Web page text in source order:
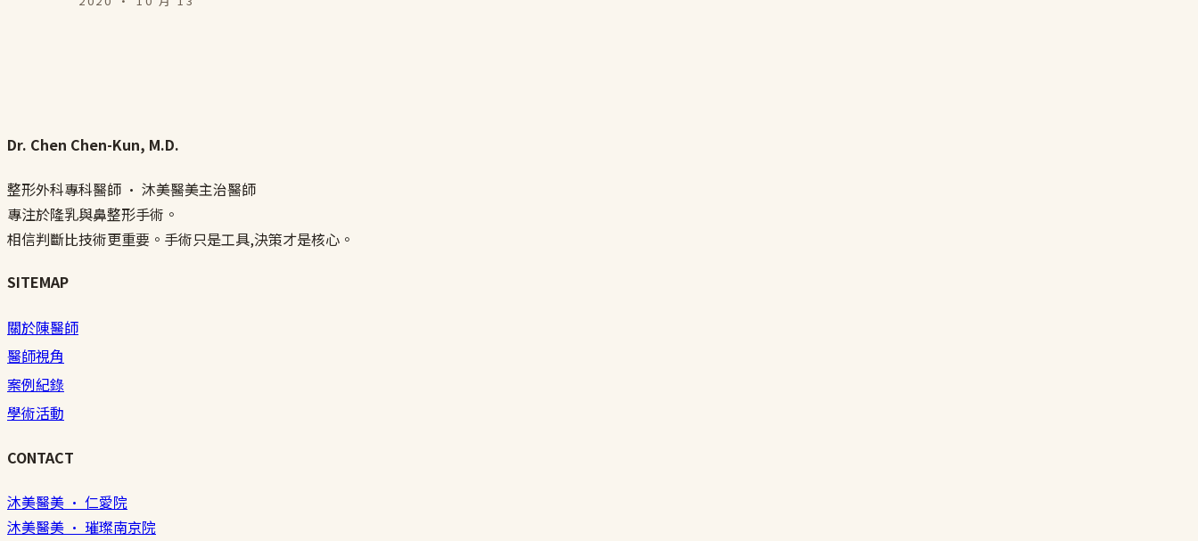
Dr. Chen Chen-Kun, M.D.
整形外科專科醫師 · 沐美醫美主治醫師
專注於隆乳與鼻整形手術。
相信判斷比技術更重要。手術只是工具,決策才是核心。
SITEMAP
關於陳醫師
醫師視角
案例紀錄
學術活動
CONTACT
沐美醫美 · 仁愛院
沐美醫美 · 璀璨南京院